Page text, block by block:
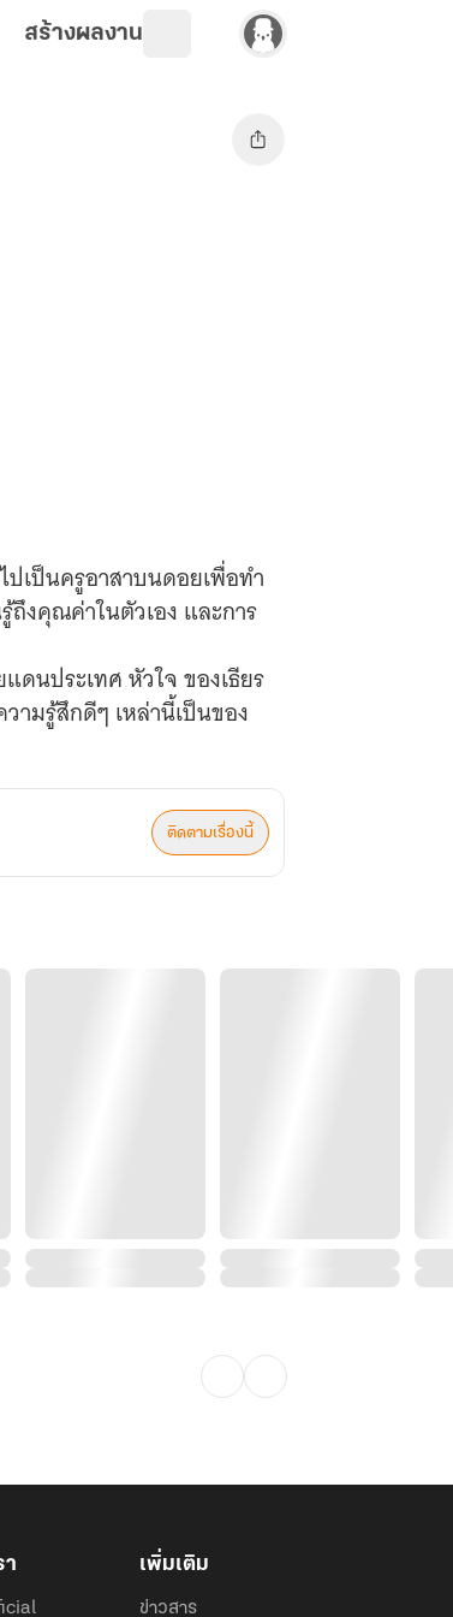
สร้างผลงาน
ปเป็นครูอาสาบนดอยเพื่อทำ
ถึงคุณค่าในตัวเอง และการ
ดนประเทศ หัวใจ ของเธียร
ามรู้สึกดีๆ เหล่านี้เป็นของ
เขาต้องอ้อนวอนต่อร้อยพัน
ติดตามเรื่องนี้
า เพิ่มเติม
ข่าวสาร